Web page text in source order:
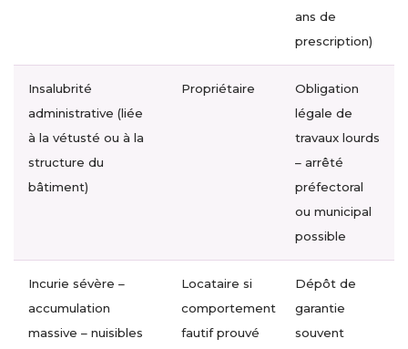
ans de
prescription)
Insalubrité
administrative (liée
à la vétusté ou à la
structure du
bâtiment)
Propriétaire
Obligation
légale de
travaux lourds
– arrêté
préfectoral
ou municipal
possible
Incurie sévère –
accumulation
massive – nuisibles
Locataire si
comportement
fautif prouvé
Dépôt de
garantie
souvent